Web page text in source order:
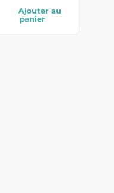
Ajouter au
panier